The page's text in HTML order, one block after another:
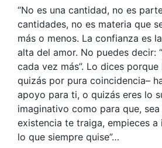
“No es una cantidad, no es
cantidades, no es materia que
más o menos. La confianza es
alta del amor. No puedes decir:
cada vez más”. Lo dices
quizás por pura coincidencia–
apoyo para ti, o quizás eres lo
imaginativo como para que,
existencia te traiga, empieces a
lo que siempre quise”…